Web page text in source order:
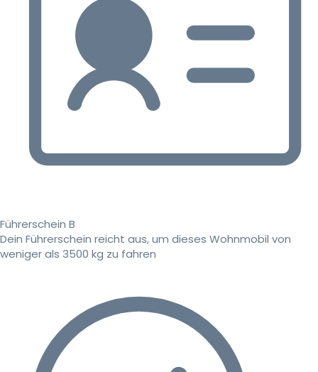
Führerschein B
Dein Führerschein reicht aus, um dieses Wohnmobil von
weniger als 3500 kg zu fahren